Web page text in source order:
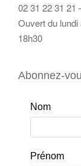
02 31 22 31 21
Ouvert du
18h30
Abonnez-
Nom
Prénom